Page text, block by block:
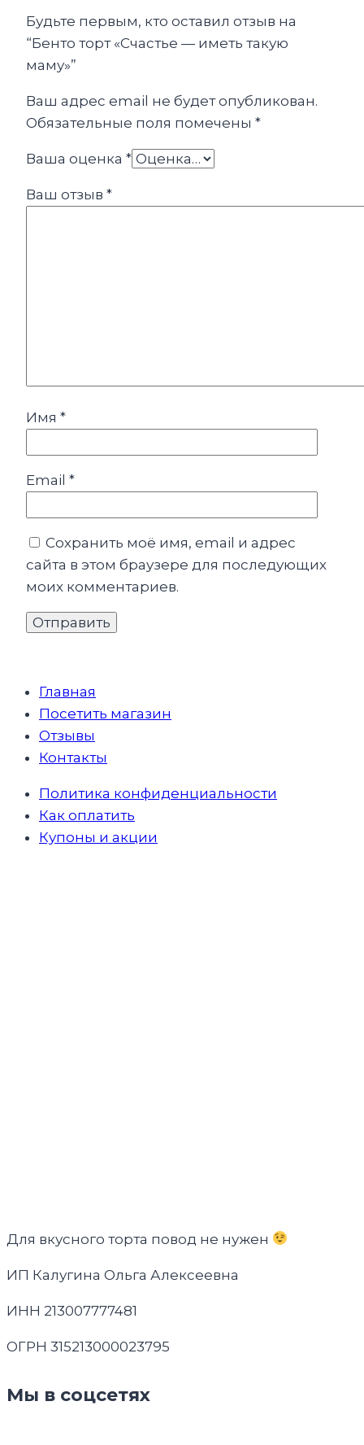
Будьте первым, кто оставил отзыв на
“Бенто торт «Счастье — иметь такую
маму»”
Ваш адрес email не будет опубликован.
Обязательные поля помечены *
Ваша оценка *
Ваш отзыв *
Имя *
Email *
Сохранить моё имя, email и адрес
сайта в этом браузере для последующих
моих комментариев.
Главная
Посетить магазин
Отзывы
Контакты
Политика конфиденциальности
Как оплатить
Купоны и акции
Для вкусного торта повод не нужен
ИП Калугина Ольга Алексеевна
ИНН 213007777481
ОГРН 315213000023795
Мы в соцсетях